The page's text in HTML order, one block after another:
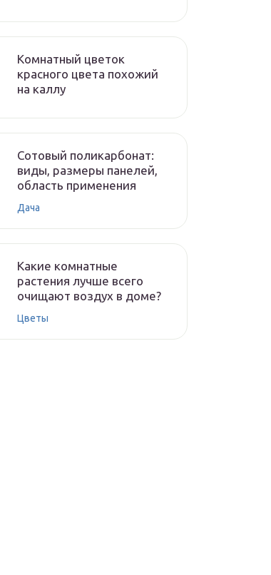
Комнатный цветок
красного цвета похожий
на каллу
Сотовый поликарбонат:
виды, размеры панелей,
область применения
Дача
Какие комнатные
растения лучше всего
очищают воздух в доме?
Цветы